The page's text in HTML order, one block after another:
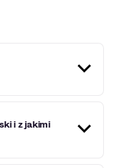
polskich
24
i z jakimi